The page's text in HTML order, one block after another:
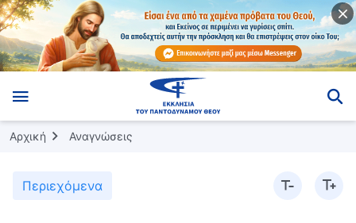
Αρχική Αναγνώσεις
Περιεχόμενα